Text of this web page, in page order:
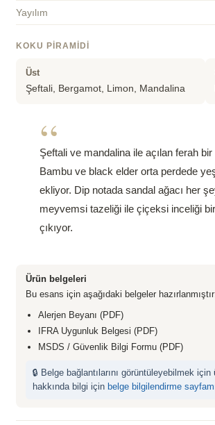
Yayılım
KOKU PIRAMIDI
Üst
Şeftali, Bergamot, Limon, Mandalina
“
Şeftali ve mandalina ile açılan ferah
Bambu ve black elder orta perdede
ekliyor. Dip notada sandal ağacı her
meyvemsi tazeliği ile çiçeksi inceliği
çıkıyor.
Ürün belgeleri
Bu esans için aşağıdaki belgeler
Alerjen Beyanı (PDF)
IFRA Uygunluk Belgesi (PDF)
MSDS / Güvenlik Bilgi Formu (PDF)
🔒 Belge bağlantılarını görüntüleyebilmek için
hakkında bilgi için belge bilgilendirme